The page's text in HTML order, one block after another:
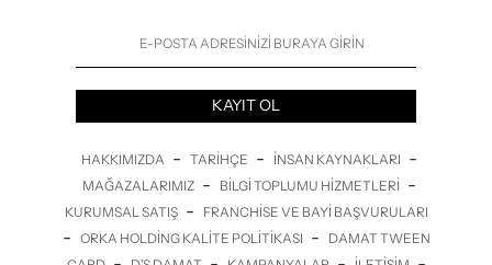
KAYIT OL
HAKKIMIZDA - TARIHÇE - İNSAN KAYNAKLARI -
MAĞAZALARIMIZ - BILGI TOPLUMU HIZMETLERI -
KURUMSAL SATIŞ - FRANCHISE VE BAYI BAŞVURULARI
- ORKA HOLDING KALITE POLITIKASI -
DAMAT TWEEN